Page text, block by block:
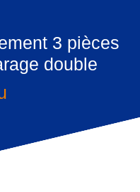
3 pièces
double